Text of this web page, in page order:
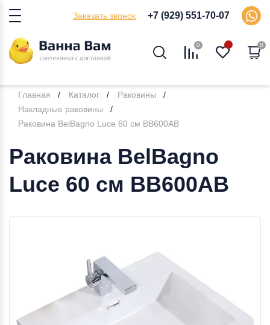
Заказать звонок +7 (929) 551-70-07
0 0
Главная Каталог
Раковины
Накладные раковины
Раковина BelBagno Luce 60 см BB600AB
Раковина BelBagno
Luce 60 см BB600AB